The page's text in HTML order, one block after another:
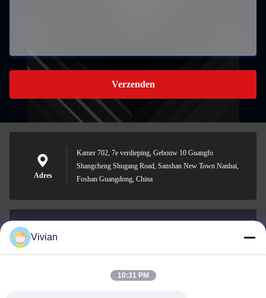
Verzenden
Adres
Kamer 702, 7e verdieping, Gebouw 10 Guangfo
Shangcheng Shugang Road, Sanshan New Town Nanhai,
Foshan Guangdong, China
Vivian
10:31 PM